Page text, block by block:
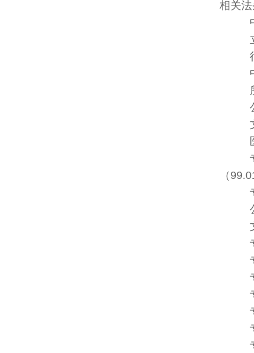
相关
中华
立法
行政
中央
所得
公益
文化
医师
专门
（
专门
公务
文化
专门
专门
专门
专门
专门
专门
专门